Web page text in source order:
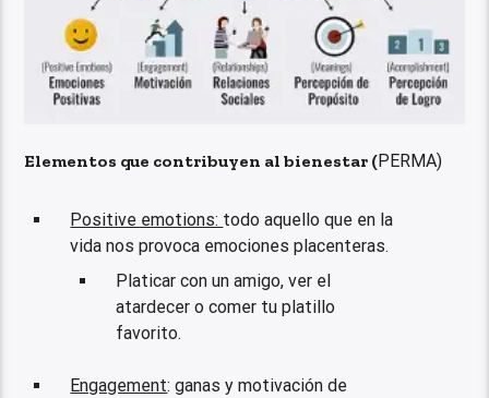
Elementos que contribuyen al bienestar (PERMA)
Positive emotions: todo aquello que en la
vida nos provoca emociones placenteras.
Platicar con un amigo, ver el
atardecer o comer tu platillo
favorito.
Engagement: ganas y motivación de